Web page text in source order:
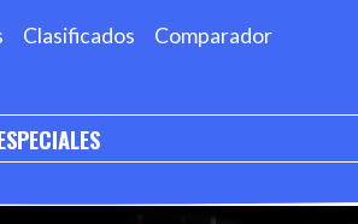
Clasificados Comparador